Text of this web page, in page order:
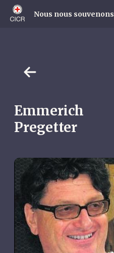
Skip
main
Nous nous souvenons
Emmerich
Pregetter